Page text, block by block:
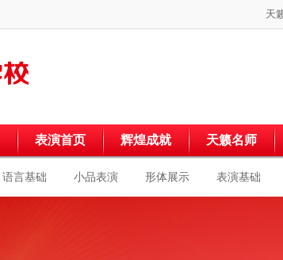
天
表演首页 辉煌成就 天籁名师
语言基础 小品表演 形体展示 表演基础